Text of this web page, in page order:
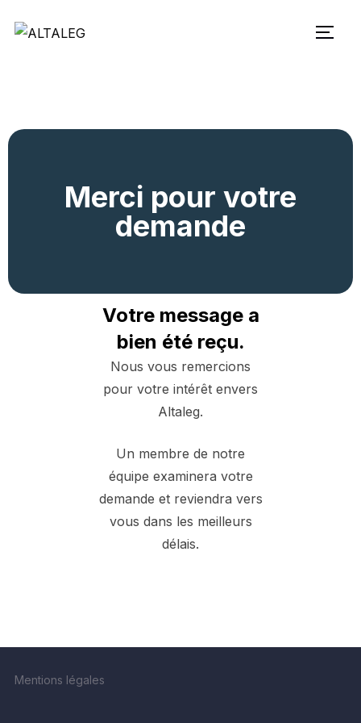
Merci pour votre
demande
Votre message a
bien été reçu.
Nous vous remercions
pour votre intérêt envers
Altaleg.
Un membre de notre
équipe examinera votre
demande et reviendra vers
vous dans les meilleurs
délais.
Mentions légales